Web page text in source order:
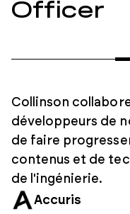
Officer
Accuris
Collinson
développeurs de
de faire
contenus et de
de l'ingénierie.